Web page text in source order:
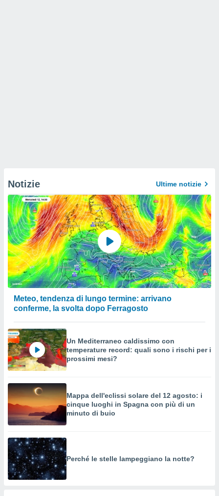
Notizie Ultime notizie
Meteo, tendenza di lungo termine: arrivano
conferme, la svolta dopo Ferragosto
Un Mediterraneo caldissimo con
temperature record: quali sono i rischi per i
prossimi mesi?
Mappa dell'eclissi solare del 12 agosto: i
cinque luoghi in Spagna con più di un
minuto di buio
Perché le stelle lampeggiano la notte?